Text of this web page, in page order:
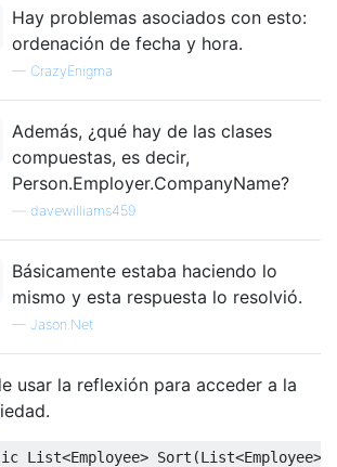
Hay problemas asociados con esto:
ordenación de fecha y hora.
— CrazyEnigma
Además, ¿qué hay de las clases
compuestas, es decir,
Person.Employer.CompanyName?
davewilliams459
Básicamente estaba haciendo lo
mismo y esta respuesta lo resolvió.
— Jason.Net
usar la reflexión para acceder a la
List<Employee> Sort (List<Employee>